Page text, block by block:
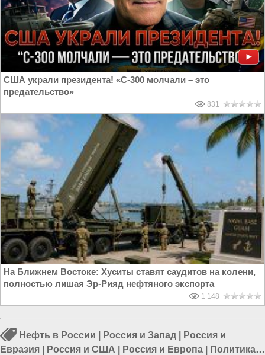
США украли президента! «С-300 молчали – это
предательство»
831
На Ближнем Востоке: Хуситы ставят саудитов на колени,
полностью лишая Эр-Рияд нефтяного экспорта
1 148
Нефть в России Россия и Запад
Россия и
Евразия
Россия и США Россия и Европа
Политика в